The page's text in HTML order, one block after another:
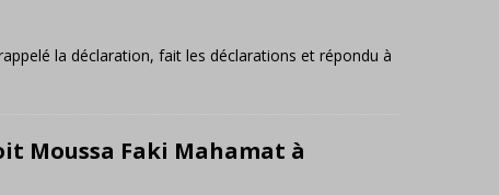
la déclaration, fait les déclarations et répondu à
Moussa Faki Mahamat à